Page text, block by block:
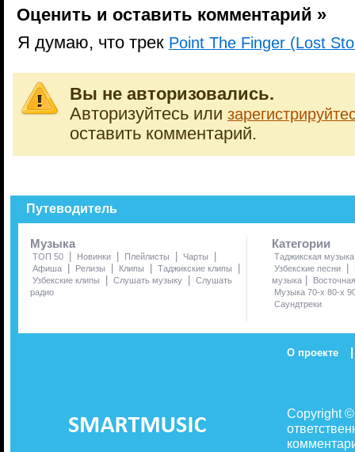
Оценить и оставить комментарий »
Я думаю, что трек Point The Finger (Lost
Вы не авторизовались.
Авторизуйтесь или
оставить комментарий.
Путеводитель
Музыка
ТОП 50 Новинки Плейлисты Чарты
Афиша Релизы Клипы Таджикские клипы
Узбекские клипы Слушать музыку
Слушать
радио
Категории
Таджикская музыка
Узбекские песни
музыка
Музыка 70-х 80-х
Саундтреки
О проекте |
Copyright